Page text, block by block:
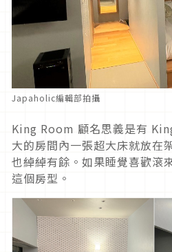
Japaholic編輯部拍攝
King Room 顧名思義是有
大的房間內一張超大床就放在
也綽綽有餘。如果睡覺喜歡滾
這個房型。